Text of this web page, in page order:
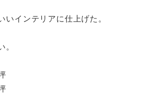
いインテリアに仕上げた。